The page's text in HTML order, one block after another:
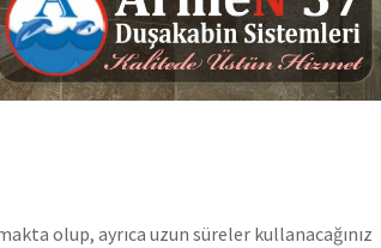
olup, ayrıca uzun süreler kullanacağınız